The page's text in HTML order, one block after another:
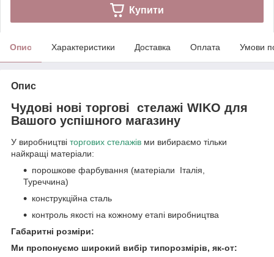
Купити
Опис Характеристики Доставка Оплата Умови
Опис
Чудові нові торгові стелажі WIKO для
Вашого успішного магазину
У виробництві торгових стелажів ми вибираємо тільки
найкращі матеріали:
порошкове фарбування (матеріали Італія,
Туреччина)
конструкційна сталь
контроль якості на кожному етапі виробництва
Габаритні розміри:
Ми пропонуємо широкий вибір типорозмірів, як-от: